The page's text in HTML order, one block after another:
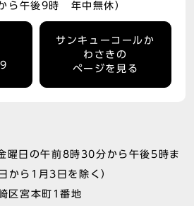
ら午後9時 年中無休）
サンキューコールか
わさきの
ページを見る
曜日の午前8時30分から午後5時ま
から1月3日を除く）
区宮本町1番地